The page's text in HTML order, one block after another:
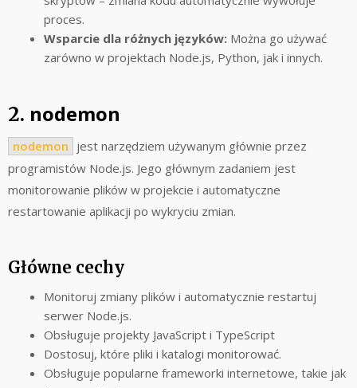
proces.
Wsparcie dla różnych języków: Można go używać
zarówno w projektach Node.js, Python, jak i innych.
2. nodemon
nodemon jest narzędziem używanym głównie przez
programistów Node.js. Jego głównym zadaniem jest
monitorowanie plików w projekcie i automatyczne
restartowanie aplikacji po wykryciu zmian.
Główne cechy
Monitoruj zmiany plików i automatycznie restartuj
serwer Node.js.
Obsługuje projekty JavaScript i TypeScript
Dostosuj, które pliki i katalogi monitorować.
Obsługuje popularne frameworki internetowe, takie jak